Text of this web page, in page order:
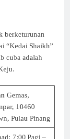
berketurunan
“Kedai Shaikh”
cuba adalah
Gemas,
10460
Pulau Pinang
7:00 Pagi –